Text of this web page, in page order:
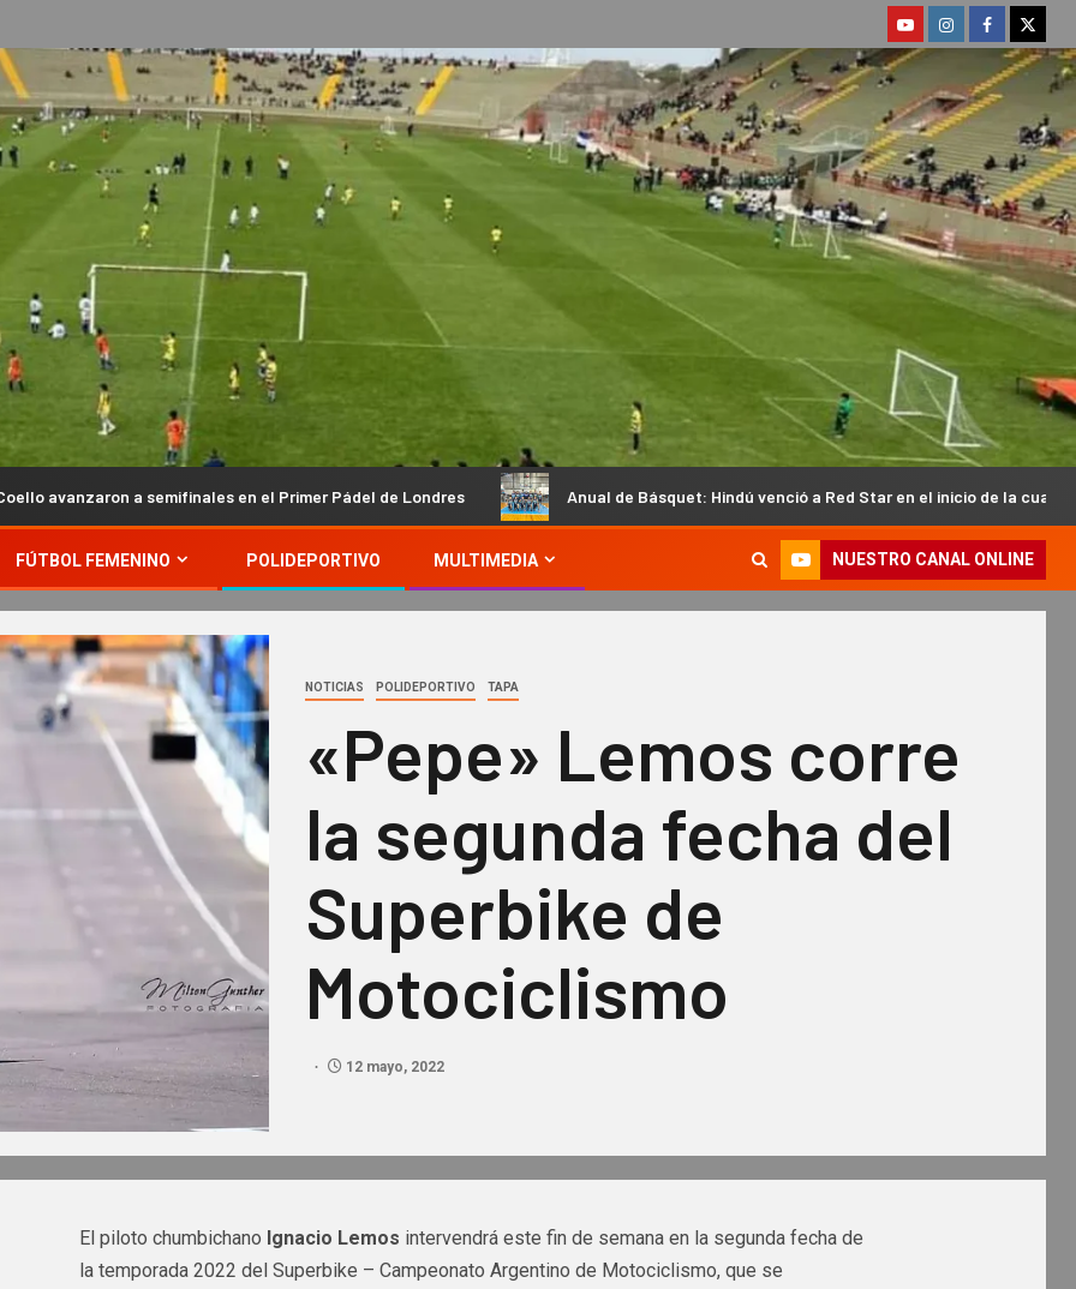
semifinales en el Primer Pádel de Londres Anual de Básquet: Hindú venció a Red Star en el inicio de la cuarta fecha
FÚTBOL FEMENINO POLIDEPORTIVO MULTIMEDIA NUESTRO CANAL ONLINE
NOTICIAS POLIDEPORTIVO TAPA
«Pepe» Lemos corre
la segunda fecha del
Superbike de
Motociclismo
12 mayo, 2022
El piloto chumbichano Ignacio Lemos intervendrá este fin de semana en la segunda fecha de
la temporada 2022 del Superbike – Campeonato Argentino de Motociclismo, que se